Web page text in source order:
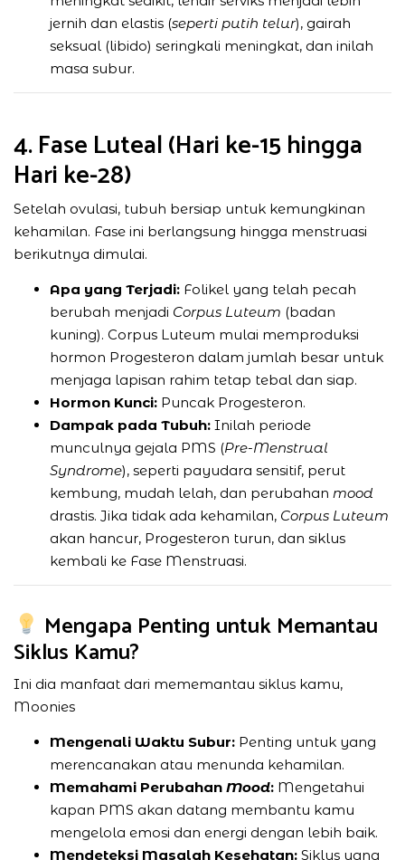
jernih dan elastis (seperti putih telur), gairah
seksual (libido) seringkali meningkat, dan inilah
masa subur.
4. Fase Luteal (Hari ke-15 hingga
Hari ke-28)
Setelah ovulasi, tubuh bersiap untuk kemungkinan
kehamilan. Fase ini berlangsung hingga menstruasi
berikutnya dimulai.
Apa yang Terjadi: Folikel yang telah pecah
berubah menjadi Corpus Luteum (badan
kuning). Corpus Luteum mulai memproduksi
hormon Progesteron dalam jumlah besar untuk
menjaga lapisan rahim tetap tebal dan siap.
Hormon Kunci: Puncak Progesteron.
Dampak pada Tubuh: Inilah periode
munculnya gejala PMS (Pre-Menstrual
Syndrome), seperti payudara sensitif, perut
kembung, mudah lelah, dan perubahan mood
drastis. Jika tidak ada kehamilan, Corpus Luteum
akan hancur, Progesteron turun, dan siklus
kembali ke Fase Menstruasi.
Mengapa Penting untuk Memantau
Siklus Kamu?
Ini dia manfaat dari mememantau siklus kamu,
Moonies
Mengenali Waktu Subur: Penting untuk yang
merencanakan atau menunda kehamilan.
Memahami Perubahan Mood: Mengetahui
kapan PMS akan datang membantu kamu
mengelola emosi dan energi dengan lebih baik.
Mendeteksi Masalah Kesehatan: Siklus yang